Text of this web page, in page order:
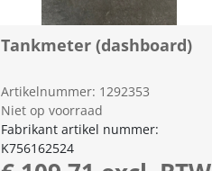
Tankmeter (dashboard)
Artikelnummer: 1292353
Niet op voorraad
Fabrikant artikel nummer:
K756162524